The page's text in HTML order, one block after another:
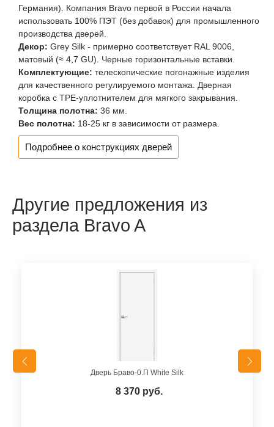
Германия). Компания Bravo первой в России начала
использовать 100% ПЭТ (без добавок) для промышленного
производства дверей.
Декор: Grey Silk - примерно соответствует RAL 9006,
матовый (≈ 4,7 GU). Черные горизонтальные вставки.
Комплектующие: телескопические погонажные изделия
для качественного регулируемого монтажа. Дверная
коробка с TPE-уплотнителем для мягкого закрывания.
Толщина полотна: 36 мм.
Вес полотна: 18-25 кг в зависимости от размера.
Подробнее о конструкциях дверей
Другие предложения из
раздела Bravo A
Дверь Браво-0.П White Silk
8 370 руб.